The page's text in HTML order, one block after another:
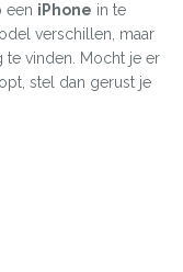
een iPhone in te
verschillen, maar
vinden. Mocht je er
stel dan gerust je